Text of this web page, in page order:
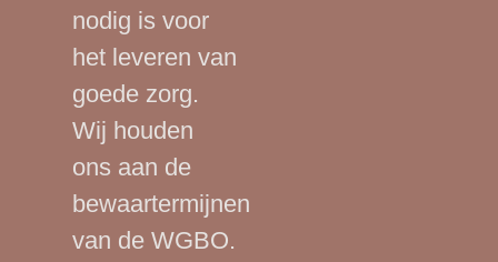
nodig is voor
het leveren van
goede zorg.
Wij houden
ons aan de
bewaartermijnen
van de WGBO.